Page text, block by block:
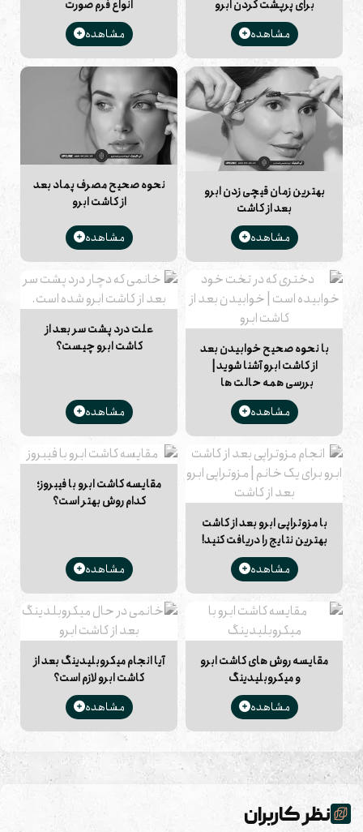
پوست و تسریع در بهبود زخم‌ها کمک کند.
کاشت ابرو که احتمال بروز حساسیت پوستی یا تحریک پوست
را افزایش می‌دهند نیز باید با احتیاط مصرف شوند. به عنوان
مثال، برخی از داروهای ضد آلرژیک، داروهای ضد افسردگی، و
داروهای ضد اضطراب ممکن است تاثیرات منفی بر روی پوست
داشته باشند و باید با مشورت پزشک مورد استفاده قرار گیرند
برای پرپشت کردن ابرو
مشاهده
انواع فرم صورت
مشاهده
بهترین زمان قیچی زدن ابرو
بعد از کاشت
مشاهده
نحوه صحیح مصرف پماد بعد
از کاشت ابرو
مشاهده
با نحوه صحیح خوابیدن بعد
از کاشت ابرو آشنا شوید |
بررسی همه حالت ها
مشاهده
علت درد پشت سر بعد از
کاشت ابرو چیست؟
مشاهده
با مزوتراپی ابرو بعد از کاشت
بهترین نتایج را دریافت کنید!
مشاهده
مقایسه کاشت ابرو با فیبروز؛
کدام روش بهتر است؟
مشاهده
مقایسه روش های کاشت ابرو
و میکروبلیدینگ
مشاهده
آیا انجام میکروبلیدینگ بعد از
کاشت ابرو لازم است؟
مشاهده
نظر کاربران